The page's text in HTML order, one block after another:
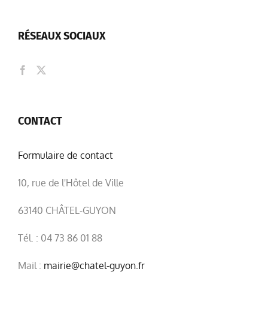
RÉSEAUX SOCIAUX
CONTACT
Formulaire de contact
10, rue de l'Hôtel de Ville
63140 CHÂTEL-GUYON
Tél. : 04 73 86 01 88
Mail : mairie@chatel-guyon.fr